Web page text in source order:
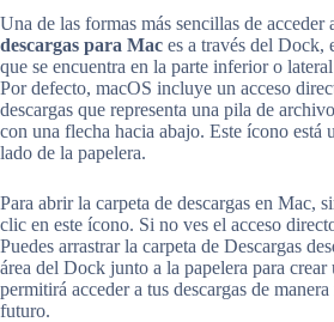
Una de las formas más sencillas de acceder
descargas para Mac es a través del Dock,
que se encuentra en la parte inferior o
Por defecto, macOS incluye un acceso
descargas que representa una pila de
con una flecha hacia abajo. Este ícono está
lado de la papelera.
Para abrir la carpeta de descargas en Mac,
clic en este ícono. Si no ves el acceso
Puedes arrastrar la carpeta de Descargas
área del Dock junto a la papelera para crear
permitirá acceder a tus descargas de
futuro.